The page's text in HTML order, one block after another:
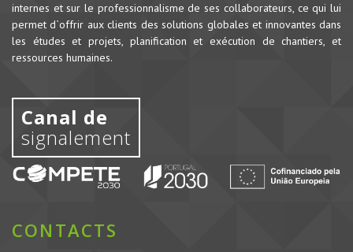
internes et sur le professionnalisme de ses collaborateurs, ce qui lui
permet d`offrir aux clients des solutions globales et innovantes dans
les études et projets, planification et exécution de chantiers, et
ressources humaines.
Canal de
signalement
CONTACTS